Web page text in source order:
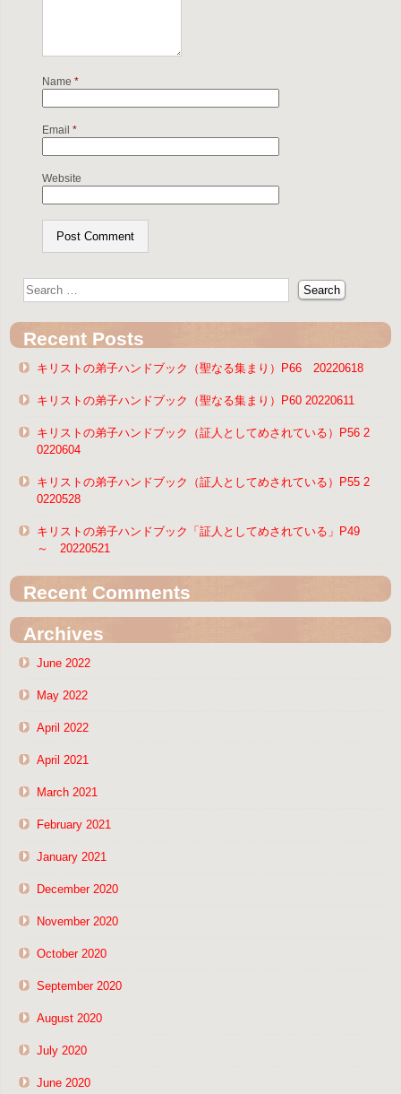
Name *
Email *
Website
Recent Posts
キリストの弟子ハンドブック（聖なる集まり）P66 20220618
キリストの弟子ハンドブック（聖なる集まり）P60 20220611
キリストの弟子ハンドブック（証人としてめされている）P56 2
0220604
キリストの弟子ハンドブック（証人としてめされている）P55 2
0220528
キリストの弟子ハンドブック「証人としてめされている」P49
～ 20220521
Recent Comments
Archives
June 2022
May 2022
April 2022
April 2021
March 2021
February 2021
January 2021
December 2020
November 2020
October 2020
September 2020
August 2020
July 2020
June 2020